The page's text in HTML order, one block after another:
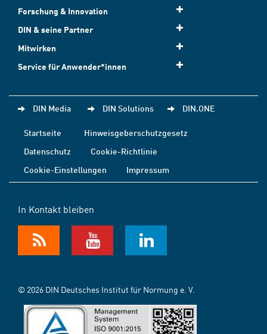
Forschung & Innovation
DIN & seine Partner
Mitwirken
Service für Anwender*innen
DIN Media DIN Solutions DIN.ONE
Startseite
Hinweisgeberschutzgesetz
Datenschutz
Cookie-Richtlinie
Cookie-Einstellungen
Impressum
In Kontakt bleiben
© 2026 DIN Deutsches Institut für Normung e. V.